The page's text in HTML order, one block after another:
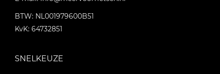
BTW: NL001979600B51
KvK: 64732851
SNELKEUZE